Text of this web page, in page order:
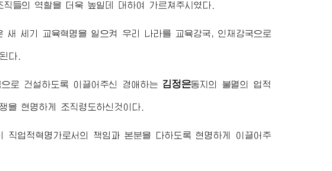
들의 역할을 더욱 높일데 대하여 가르쳐주시였다.
새 세기 교육혁명을 일으켜 우리 나라를 교육강국, 인재강국으로
다.
로 건설하도록 이끌어주신 경애하는 김정은동지의 불멸의 업적
현명하게 조직령도하신것이다.
직업적혁명가로서의 책임과 본분을 다하도록 현명하게 이끌어주